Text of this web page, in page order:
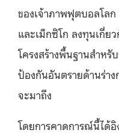
ของเจ้าภาพฟุตบอลโล
และเม็กซิโก ลงทุนเกี่ย
โครงสร้างพื้นฐานสำหรั
ป้องกันอันตรายด้านร่า
จะมาถึง
โดยการคาดการณ์นี้ได้